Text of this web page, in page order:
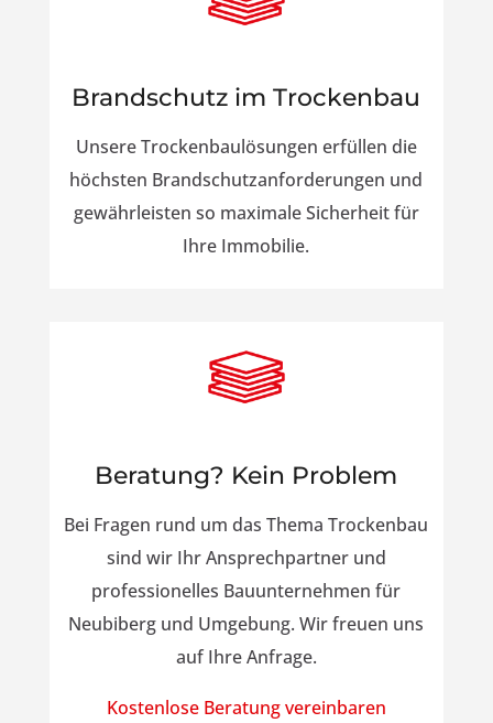
Brandschutz im Trockenbau
Unsere Trockenbaulösungen erfüllen die
höchsten Brandschutzanforderungen und
gewährleisten so maximale Sicherheit für
Ihre Immobilie.
Beratung? Kein Problem
Bei Fragen rund um das Thema Trockenbau
sind wir Ihr Ansprechpartner und
professionelles Bauunternehmen für
Neubiberg und Umgebung. Wir freuen uns
auf Ihre Anfrage.
Kostenlose Beratung vereinbaren